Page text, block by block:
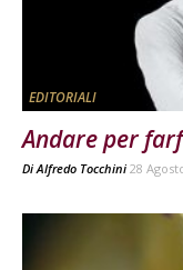
EDITORIALI
Andare per
DiAlfredo Tocchini 28